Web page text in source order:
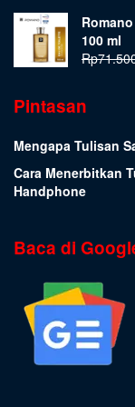
100 ml
Rp
Pintasan
Mengapa Tulisan
Cara Menerbitkan
Handphone
Baca di